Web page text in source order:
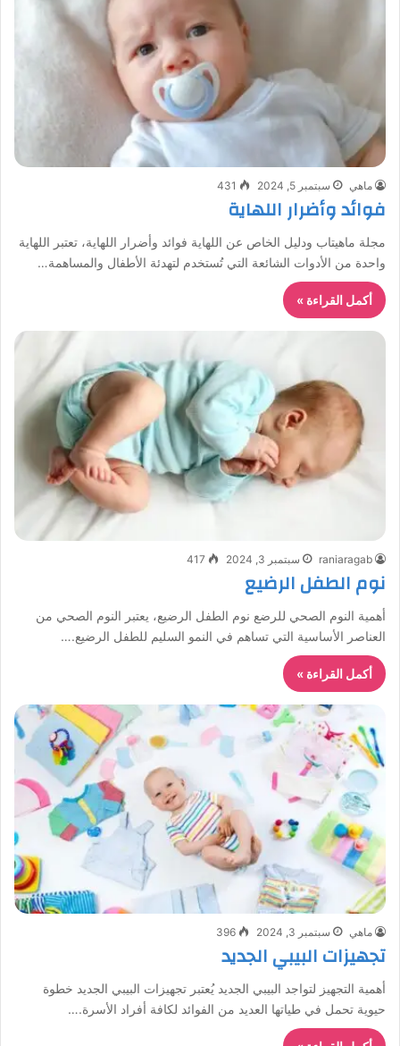
ماهي سبتمبر 5, 2024 431
فوائد وأضرار اللهاية
مجلة ماهيتاب ودليل الخاص عن اللهاية فوائد وأضرار اللهاية، تعتبر اللهاية
واحدة من الأدوات الشائعة التي تُستخدم لتهدئة الأطفال والمساهمة…
أكمل القراءة »
raniaragab سبتمبر 3, 2024 417
نوم الطفل الرضيع
أهمية النوم الصحي للرضع نوم الطفل الرضيع، يعتبر النوم الصحي من
العناصر الأساسية التي تساهم في النمو السليم للطفل الرضيع.…
أكمل القراءة »
ماهي سبتمبر 3, 2024 396
تجهيزات البيبي الجديد
أهمية التجهيز لتواجد البيبي الجديد يُعتبر تجهيزات البيبي الجديد خطوة
حيوية تحمل في طياتها العديد من الفوائد لكافة أفراد الأسرة.…